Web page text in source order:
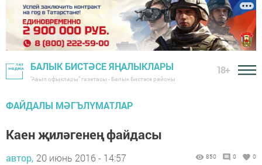
БАЛЫК БИСТӘСЕ ЯҢАЛЫКЛАРЫ
"Авыл офыклары" газетасы - Балык Бистәсе районы
18+
ФАЙДАЛЫ МӘГЪЛҮМАТЛАР
Каен җиләгенең файдасы
автор, 20 июнь 2016 - 14:57 850 0 0